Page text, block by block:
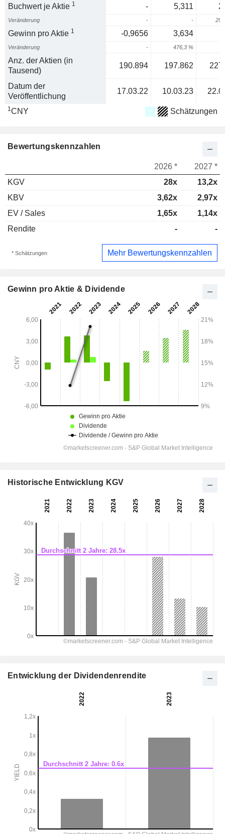
Buchwert je Aktie 1 - 5,311
Veränderung - -
Gewinn pro Aktie 1 -0,9656 3,634
Veränderung - 476,3 %
Anz. der Aktien (in
Tausend)
190.894 197.862
Datum der
Veröffentlichung
17.03.22 10.03.23
1CNY Schätzungen
Bewertungskennzahlen
2026 *
2027 *
KGV
28x
13,2x
KBV
3,62x
2,97x
EV / Sales
1,65x
1,14x
Rendite
- -
* Schätzungen Mehr Bewertungskennzahlen
Gewinn pro Aktie & Dividende
Historische Entwicklung KGV
Entwicklung der Dividendenrendite